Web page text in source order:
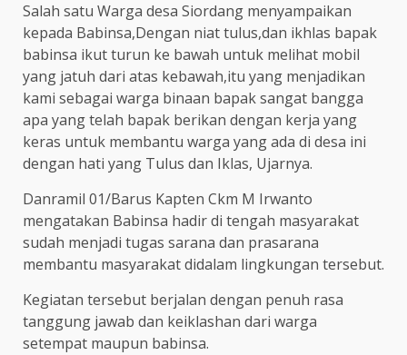
Salah satu Warga desa Siordang menyampaikan
kepada Babinsa,Dengan niat tulus,dan ikhlas bapak
babinsa ikut turun ke bawah untuk melihat mobil
yang jatuh dari atas kebawah,itu yang menjadikan
kami sebagai warga binaan bapak sangat bangga
apa yang telah bapak berikan dengan kerja yang
keras untuk membantu warga yang ada di desa ini
dengan hati yang Tulus dan Iklas, Ujarnya.
Danramil 01/Barus Kapten Ckm M Irwanto
mengatakan Babinsa hadir di tengah masyarakat
sudah menjadi tugas sarana dan prasarana
membantu masyarakat didalam lingkungan tersebut.
Kegiatan tersebut berjalan dengan penuh rasa
tanggung jawab dan keiklashan dari warga
setempat maupun babinsa.